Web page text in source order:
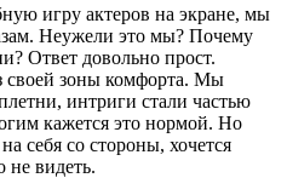
игру актеров на экране, мы
Неужели это мы? Почему
Ответ довольно прост.
своей зоны комфорта. Мы
интриги стали частью
кажется это нормой. Но
себя со стороны, хочется
не видеть.